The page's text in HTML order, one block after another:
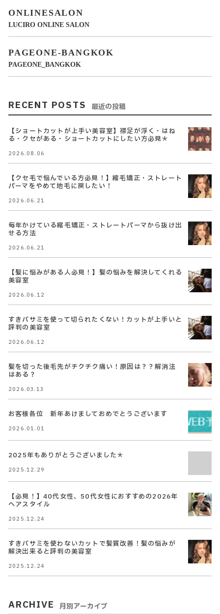
ONLINESALON
LUCIRO ONLINE SALON
PAGEONE-BANGKOK
PAGEONE_BANGKOK
RECENT POSTS 最近の投稿
【ショートカットが上手い美容室】襟足が浮く・はね
る・クセがある・ショートカットにしたい方必見＊
2026.08.06
【クセ毛で悩んでいる方必見！】縮毛矯正・ストレート
パーマをやめて地毛に戻したい！
2026.06.21
毎年かけている縮毛矯正・ストレートパーマから抜け出
せる方法
2026.06.21
【髪に悩みがある人必見！】髪の悩みを解決してくれる
美容室
2026.06.12
すきバサミを使って切られたくない！カットが上手いと
評判の美容室
2026.06.12
髪を切った後毛先がチクチク痛い！原因は？？解消法
はある？
2026.03.13
お客様各位 新年あけましておめでとうございます
2026.01.01
2025年もありがとうございました＊
2025.12.29
【必見！】40代女性、50代女性におすすめの2026年
ヘアスタイル
2025.12.24
すきバサミを使わないカットで髪質改善！髪の悩みが
解決出来ると評判の美容室
2025.12.24
ARCHIVE 月別アーカイブ